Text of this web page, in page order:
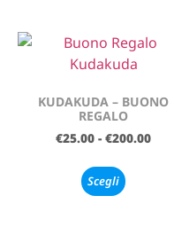
KUDAKUDA – BUONO
REGALO
€25.00 - €200.00
Scegli